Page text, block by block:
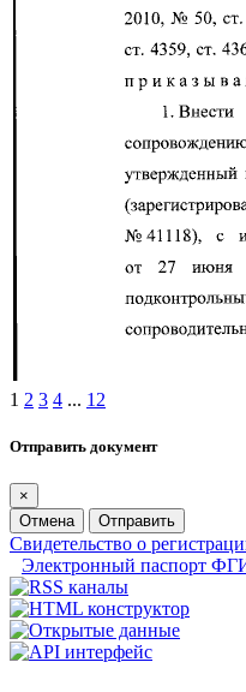
1 2 3 4 ... 12
Отправить документ
×
Отмена
Отправить
Свидетельство о
Электронный паспорт